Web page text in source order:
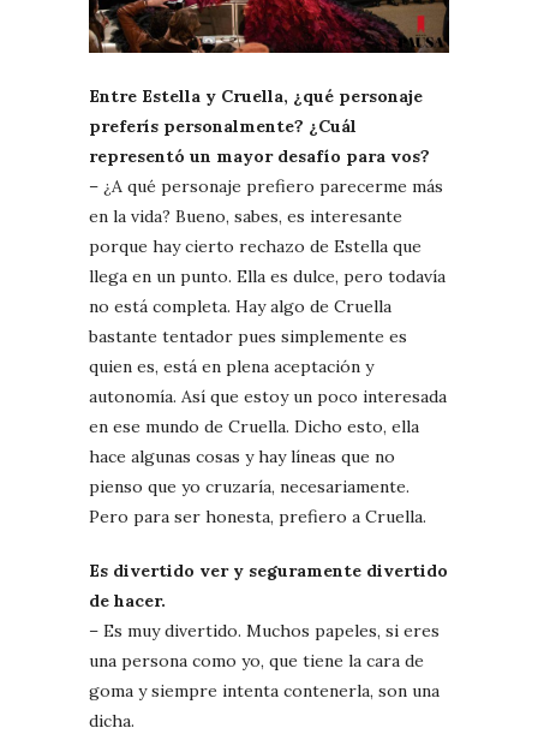
Entre Estella y Cruella, ¿qué personaje
preferís personalmente? ¿Cuál
representó un mayor desafío para vos?
– ¿A qué personaje prefiero parecerme más
en la vida? Bueno, sabes, es interesante
porque hay cierto rechazo de Estella que
llega en un punto. Ella es dulce, pero todavía
no está completa. Hay algo de Cruella
bastante tentador pues simplemente es
quien es, está en plena aceptación y
autonomía. Así que estoy un poco interesada
en ese mundo de Cruella. Dicho esto, ella
hace algunas cosas y hay líneas que no
pienso que yo cruzaría, necesariamente.
Pero para ser honesta, prefiero a Cruella.
Es divertido ver y seguramente divertido
de hacer.
– Es muy divertido. Muchos papeles, si eres
una persona como yo, que tiene la cara de
goma y siempre intenta contenerla, son una
dicha.